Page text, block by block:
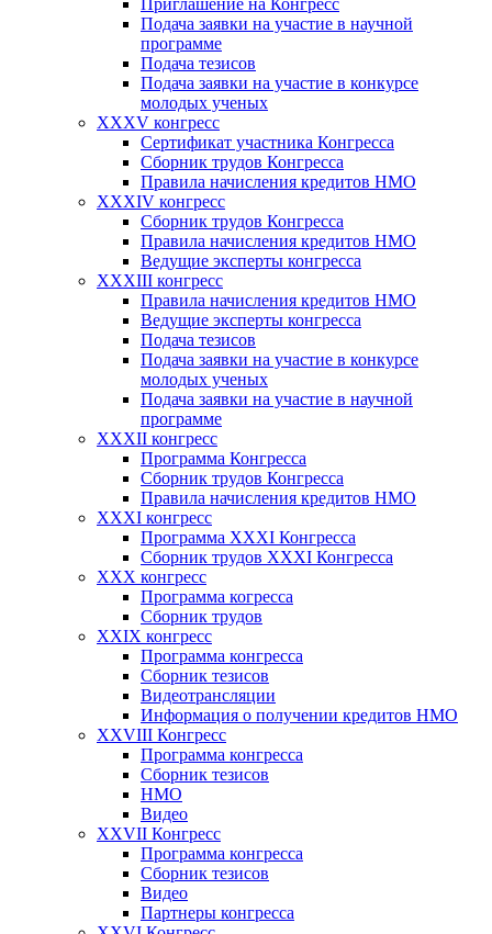
Приглашение на Конгресс
Подача заявки на участие в научной
программе
Подача тезисов
Подача заявки на участие в конкурсе
молодых ученых
XXXV конгресс
Сертификат участника Конгресса
Сборник трудов Конгресса
Правила начисления кредитов НМО
XXXIV конгресс
Сборник трудов Конгресса
Правила начисления кредитов НМО
Ведущие эксперты конгресса
XXXIII конгресс
Правила начисления кредитов НМО
Ведущие эксперты конгресса
Подача тезисов
Подача заявки на участие в конкурсе
молодых ученых
Подача заявки на участие в научной
программе
XXXII конгресс
Программа Конгресса
Сборник трудов Конгресса
Правила начисления кредитов НМО
XXXI конгресс
Программа XXXI Конгресса
Сборник трудов XXXI Конгресса
XXX конгресс
Программа когресса
Сборник трудов
XXIX конгресс
Программа конгресса
Сборник тезисов
Видеотрансляции
Информация о получении кредитов НМО
XXVIII Конгресс
Программа конгресса
Сборник тезисов
НМО
Видео
XXVII Конгресс
Программа конгресса
Сборник тезисов
Видео
Партнеры конгресса